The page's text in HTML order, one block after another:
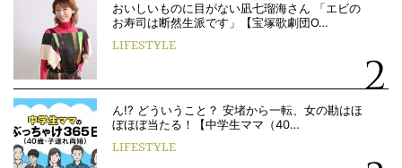
おいしいものに目がない凪七瑠海さん 「エビの
お寿司は断然生派です」【宝塚歌劇団O…
LIFESTYLE
ん!? どういうこと？ 安堵から一転、女の勘はほ
ぼほぼ当たる！【中学生ママ（40…
LIFESTYLE